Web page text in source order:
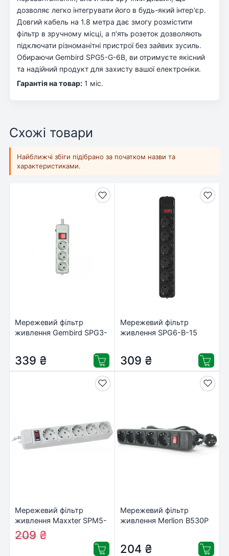
дозволяє легко інтегрувати його в будь-який інтер'єр.
Довгий кабель на 1.8 метра дає змогу розмістити
фільтр в зручному місці, а п'ять розеток дозволяють
підключати різноманітні пристрої без зайвих зусиль.
Обираючи Gembird SPG5-G-6B, ви отримуєте якісний
та надійний продукт для захисту вашої електроніки.
Гарантія на товар: 1 міс.
Схожі товари
Найближчі збіги підібрано за початком назви та
характеристиками.
Мережевий фільтр
живлення Gembird SPG3-
339 ₴
Мережевий фільтр
живлення SPG6-B-15
309 ₴
Мережевий фільтр
живлення Maxxter SPM5-
G-6G серый 1,8 м кабель,
5 розеток (SPM5-G-6G)
233₴
209 ₴
Мережевий фільтр
живлення Merlion B530P
204 ₴